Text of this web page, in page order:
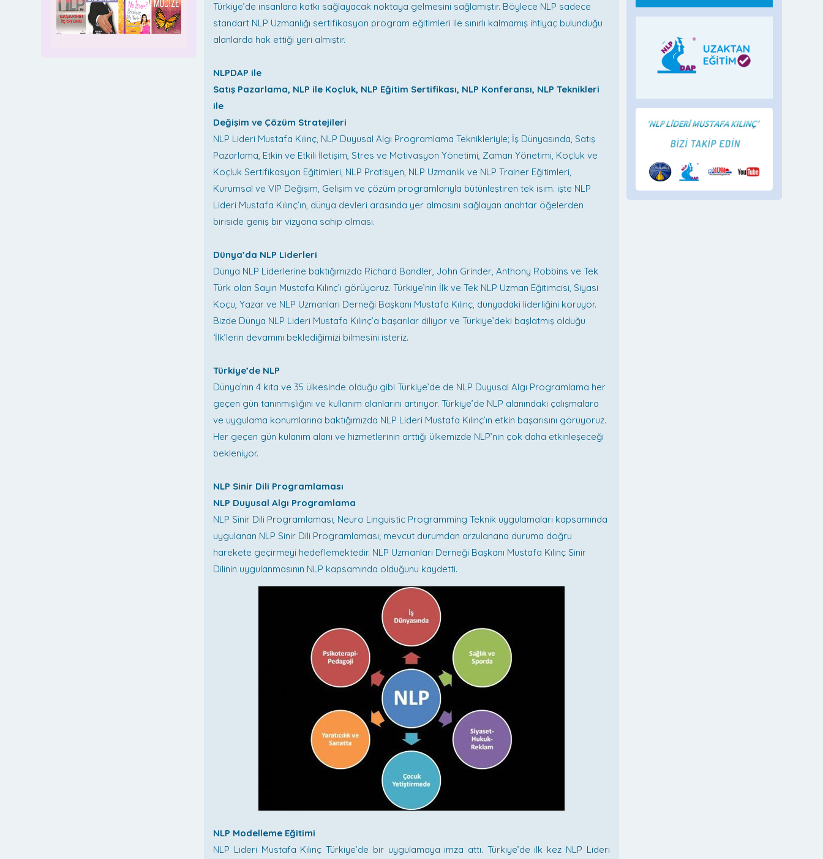
Türkiye’de insanlara katkı sağlayacak noktaya gelmesini sağlamıştır. Böylece NLP sadece
standart NLP Uzmanlığı sertifikasyon program eğitimleri ile sınırlı kalmamış ihtiyaç bulunduğu
alanlarda hak ettiği yeri almıştır.
NLPDAP ile
Satış Pazarlama, NLP ile Koçluk, NLP Eğitim Sertifikası, NLP Konferansı, NLP Teknikleri
ile
Değişim ve Çözüm Stratejileri
NLP Lideri Mustafa Kılınç, NLP Duyusal Algı Programlama Teknikleriyle; İş Dünyasında, Satış
Pazarlama, Etkin ve Etkili İletişim, Stres ve Motivasyon Yönetimi, Zaman Yönetimi, Koçluk ve
Koçluk Sertifikasyon Eğitimleri, NLP Pratisyen, NLP Uzmanlık ve NLP Trainer Eğitimleri,
Kurumsal ve VIP Değişim, Gelişim ve çözüm programlarıyla bütünleştiren tek isim. işte NLP
Lideri Mustafa Kılınç’ın, dünya devleri arasında yer almasını sağlayan anahtar öğelerden
biriside geniş bir vizyona sahip olması.
Dünya’da NLP Liderleri
Dünya NLP Liderlerine baktığımızda Richard Bandler, John Grinder, Anthony Robbins ve Tek
Türk olan Sayın Mustafa Kılınç’ı görüyoruz. Türkiye’nin İlk ve Tek NLP Uzman Eğitimcisi, Siyasi
Koçu, Yazar ve NLP Uzmanları Derneği Başkanı Mustafa Kılınç, dünyadaki liderliğini koruyor.
Bizde Dünya NLP Lideri Mustafa Kılınç’a başarılar diliyor ve Türkiye’deki başlatmış olduğu
‘İlk’lerin devamını beklediğimizi bilmesini isteriz.
Türkiye’de NLP
Dünya’nın 4 kıta ve 35 ülkesinde olduğu gibi Türkiye’de de NLP Duyusal Algı Programlama her
geçen gün tanınmışlığını ve kullanım alanlarını artırıyor. Türkiye’de NLP alanındaki çalışmalara
ve uygulama konumlarına baktığımızda NLP Lideri Mustafa Kılınç’ın etkin başarısını görüyoruz.
Her geçen gün kulanım alanı ve hizmetlerinin arttığı ülkemizde NLP’nin çok daha etkinleşeceği
bekleniyor.
NLP Sinir Dili Programlaması
NLP Duyusal Algı Programlama
NLP Sinir Dili Programlaması, Neuro Linguistic Programming Teknik uygulamaları kapsamında
uygulanan NLP Sinir Dili Programlaması; mevcut durumdan arzulanana duruma doğru
harekete geçirmeyi hedeflemektedir. NLP Uzmanları Derneği Başkanı Mustafa Kılınç Sinir
Dilinin uygulanmasının NLP kapsamında olduğunu kaydetti.
NLP Modelleme Eğitimi
NLP Lideri Mustafa Kılınç Türkiye’de bir uygulamaya imza attı. Türkiye’de ilk kez NLP Lideri